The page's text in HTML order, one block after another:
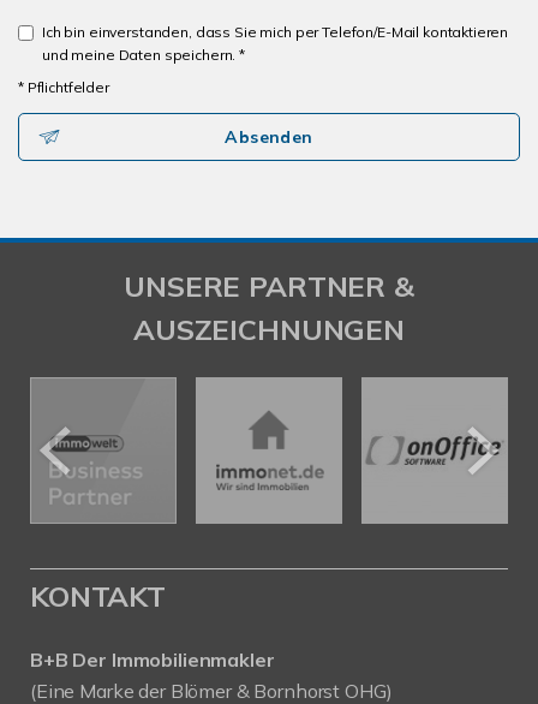
Ich bin einverstanden, dass Sie mich per Telefon/E-Mail kontaktieren
und meine Daten speichern. *
* Pflichtfelder
Absenden
UNSERE PARTNER &
AUSZEICHNUNGEN
KONTAKT
B+B Der Immobilienmakler
(Eine Marke der Blömer & Bornhorst OHG)